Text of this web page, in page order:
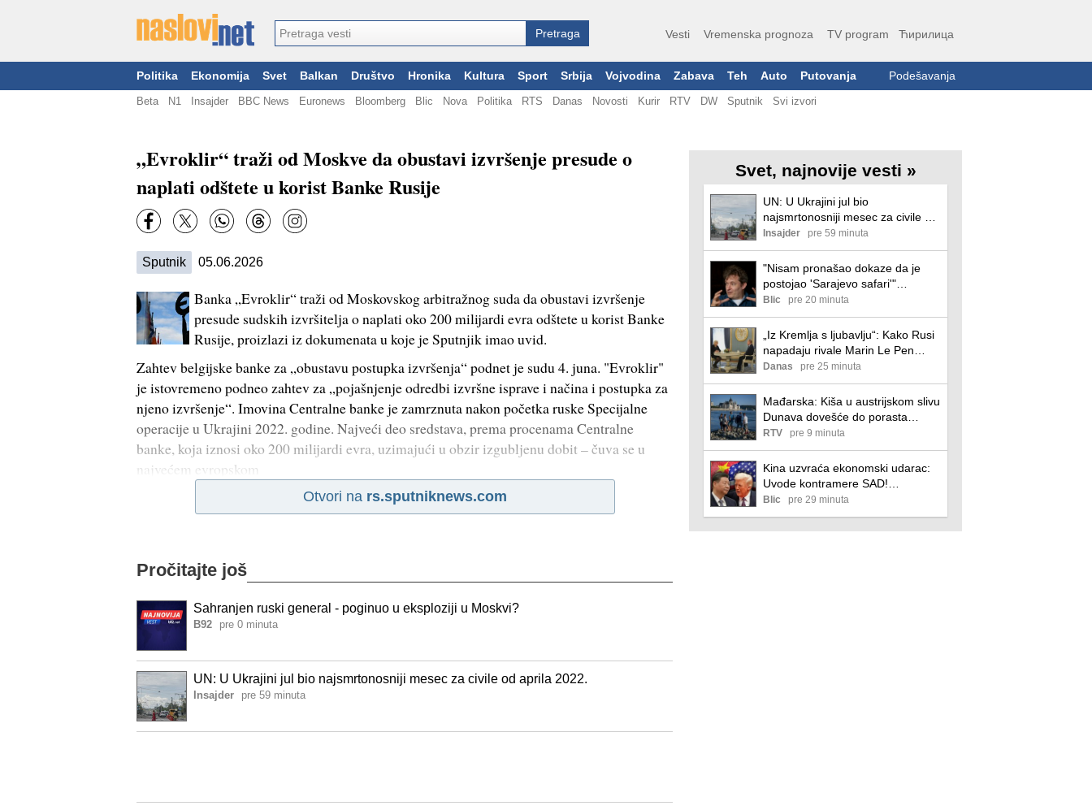
Vesti Vremenska prognoza TV program Ћирилица
Politika Ekonomija Svet Balkan Društvo Hronika Kultura Sport Srbija Vojvodina Zabava Teh Auto Putovanja Podešavanja
Beta N1 Insajder BBC News Euronews Bloomberg Blic Nova Politika RTS Danas Novosti Kurir RTV DW Sputnik Svi izvori
„Evroklir“ traži od Moskve da obustavi izvršenje presude o
naplati odštete u korist Banke Rusije
Sputnik 05.06.2026
Banka „Evroklir“ traži od Moskovskog arbitražnog suda da obustavi izvršenje
presude sudskih izvršitelja o naplati oko 200 milijardi evra odštete u korist Banke
Rusije, proizlazi iz dokumenata u koje je Sputnjik imao uvid.
Zahtev belgijske banke za „obustavu postupka izvršenja“ podnet je sudu 4. juna. "Evroklir"
je istovremeno podneo zahtev za „pojašnjenje odredbi izvršne isprave i načina i postupka za
njeno izvršenje“. Imovina Centralne banke je zamrznuta nakon početka ruske Specijalne
operacije u Ukrajini 2022. godine. Najveći deo sredstava, prema procenama Centralne
banke, koja iznosi oko 200 milijardi evra, uzimajući u obzir izgubljenu dobit – čuva se u
najvećem evropskom
Otvori na rs.sputniknews.com
Pročitajte još
Sahranjen ruski general - poginuo u eksploziji u Moskvi?
B92 pre 0 minuta
UN: U Ukrajini jul bio najsmrtonosniji mesec za civile od aprila 2022.
Insajder pre 59 minuta
Svet, najnovije vesti »
UN: U Ukrajini jul bio
najsmrtonosniji mesec za civile od
aprila 2022.
Insajder pre 59 minuta
"Nisam pronašao dokaze da je
postojao 'Sarajevo safari'"
Martens: "To je kao kada
pokušavate da pronađete svedoke
da je Nemačka osvojila Svetsko
prvenstvo 2026."
Blic pre 20 minuta
„Iz Kremlja s ljubavlju“: Kako Rusi
napadaju rivale Marin Le Pen
kako bi joj obezbedili pobedu na
izborima u Francuskoj
Danas pre 25 minuta
Mađarska: Kiša u austrijskom slivu
Dunava dovešće do porasta
vodostaja
RTV pre 9 minuta
Kina uzvraća ekonomski udarac:
Uvode kontramere SAD!
Pokrenuta prva nacionalna istraga
Blic pre 29 minuta